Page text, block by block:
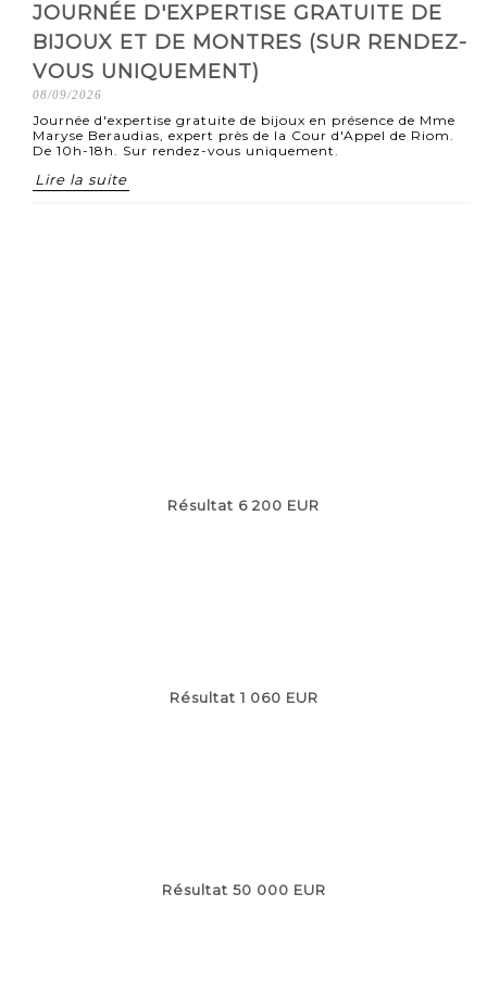
JOURNÉE D'EXPERTISE GRATUITE DE
BIJOUX ET DE MONTRES (SUR RENDEZ-
VOUS UNIQUEMENT)
08/09/2026
Journée d'expertise gratuite de bijoux en présence de Mme
Maryse Beraudias, expert près de la Cour d'Appel de Riom.
De 10h-18h. Sur rendez-vous uniquement.
Lire la suite
Résultat 6 200 EUR
Résultat 1 060 EUR
Résultat 50 000 EUR